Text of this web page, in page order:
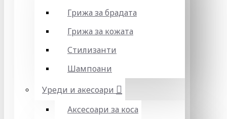
Грижа за брадата
Грижа за кожата
Стилизанти
Шампоани
Уреди и акесоари
Аксесоари за коса